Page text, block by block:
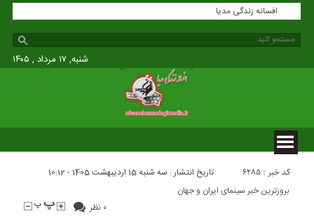
افسانه زندگی مدیا
شنبه, ۱۷ مرداد , ۱۴۰۵
کد خبر : 6285 تاریخ انتشار : سه شنبه 15 اردیبهشت 1405 - 10:12
۰ نظر
بروزترین خبر سینمای ایران و جهان